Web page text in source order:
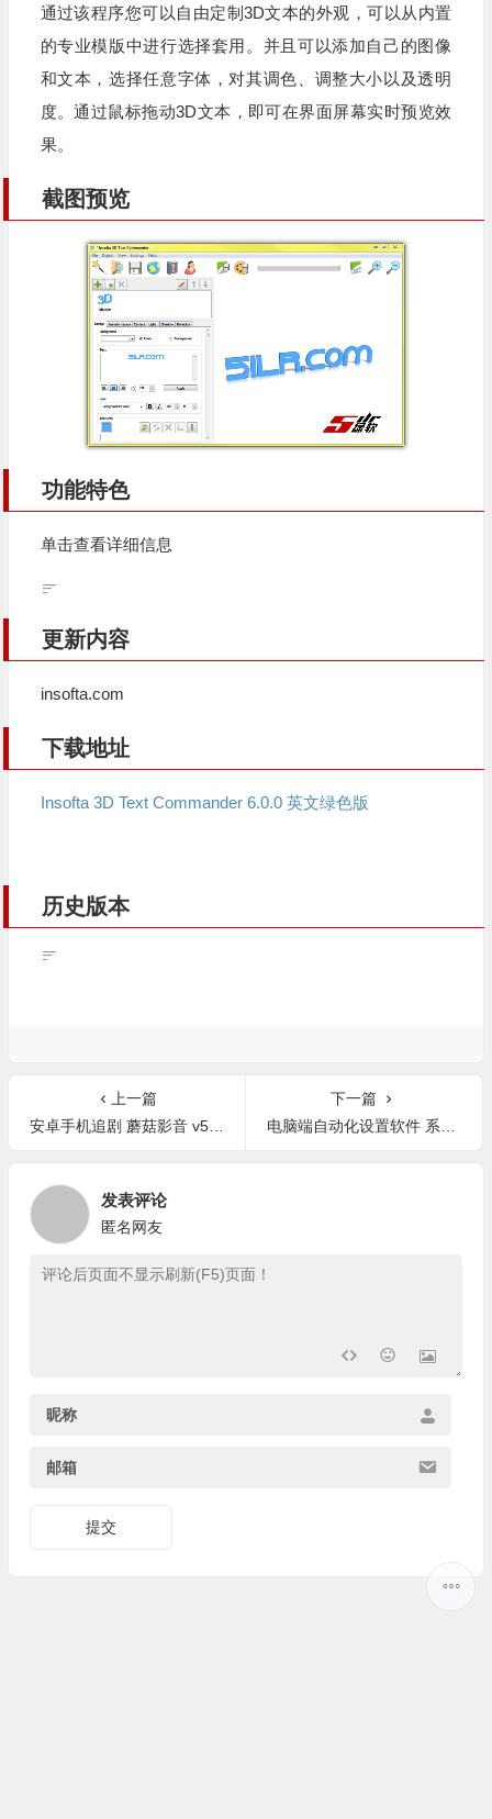
通过该程序您可以自由定制3D文本的外观，可以从内置
的专业模版中进行选择套用。并且可以添加自己的图像
和文本，选择任意字体，对其调色、调整大小以及透明
度。通过鼠标拖动3D文本，即可在界面屏幕实时预览效
果。
截图预览
功能特色
单击查看详细信息
更新内容
insofta.com
下载地址
Insofta 3D Text Commander 6.0.0 英文绿色版
历史版本
上一篇
安卓手机追剧 蘑菇影音 v5.3.0 无广告版
下一篇
电脑端自动化设置软件 系统设置外挂工具 1.0 中文版
发表评论
匿名网友
昵称
邮箱
提交